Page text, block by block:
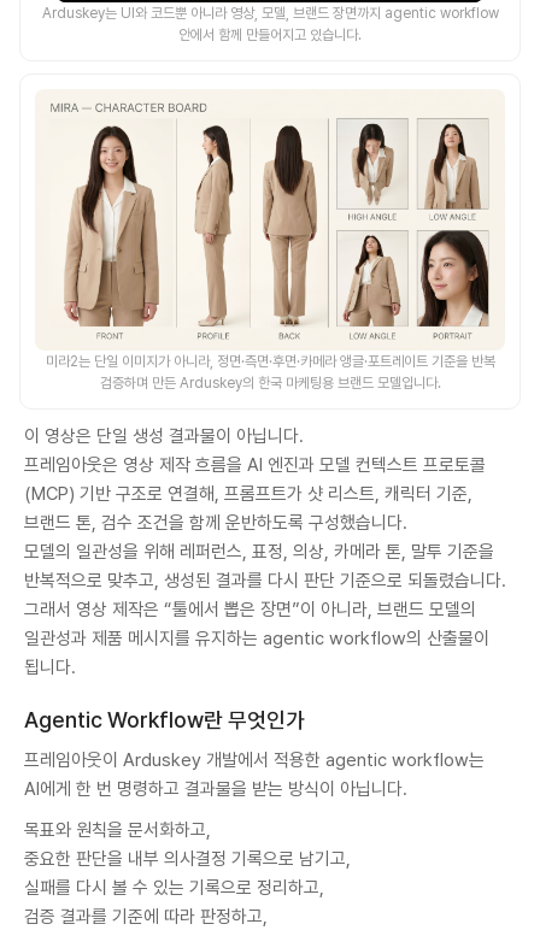
Arduskey는 UI와 코드뿐 아니라 영상, 모델, 브랜드 장면까지 agentic workflow
안에서 함께 만들어지고 있습니다.
미라2는 단일 이미지가 아니라, 정면·측면·후면·카메라 앵글·포트레이트 기준을 반복
검증하며 만든 Arduskey의 한국 마케팅용 브랜드 모델입니다.
이 영상은 단일 생성 결과물이 아닙니다.
프레임아웃은 영상 제작 흐름을 AI 엔진과 모델 컨텍스트 프로토콜
(MCP) 기반 구조로 연결해, 프롬프트가 샷 리스트, 캐릭터 기준,
브랜드 톤, 검수 조건을 함께 운반하도록 구성했습니다.
모델의 일관성을 위해 레퍼런스, 표정, 의상, 카메라 톤, 말투 기준을
반복적으로 맞추고, 생성된 결과를 다시 판단 기준으로 되돌렸습니다.
그래서 영상 제작은 “툴에서 뽑은 장면”이 아니라, 브랜드 모델의
일관성과 제품 메시지를 유지하는 agentic workflow의 산출물이
됩니다.
Agentic Workflow란 무엇인가
프레임아웃이 Arduskey 개발에서 적용한 agentic workflow는
AI에게 한 번 명령하고 결과물을 받는 방식이 아닙니다.
목표와 원칙을 문서화하고,
중요한 판단을 내부 의사결정 기록으로 남기고,
실패를 다시 볼 수 있는 기록으로 정리하고,
검증 결과를 기준에 따라 판정하고,